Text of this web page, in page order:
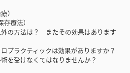
）
療法）
の方法は？ またその効果はあります
プラクティックは効果がありますか？
を受けなくてはなりませんか？